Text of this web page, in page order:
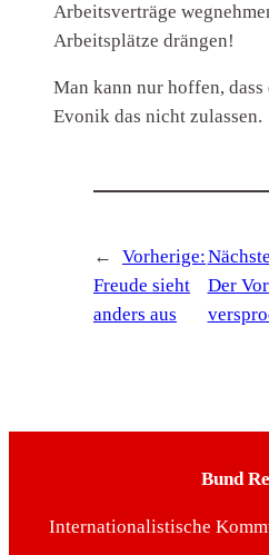
Arbeitsverträge
Arbeitsplätze drängen!
Man kann nur hoffen,
Evonik das nicht zulassen.
←
Vorherige:
Freude sieht
anders aus
Der
Bund
Internationalistische